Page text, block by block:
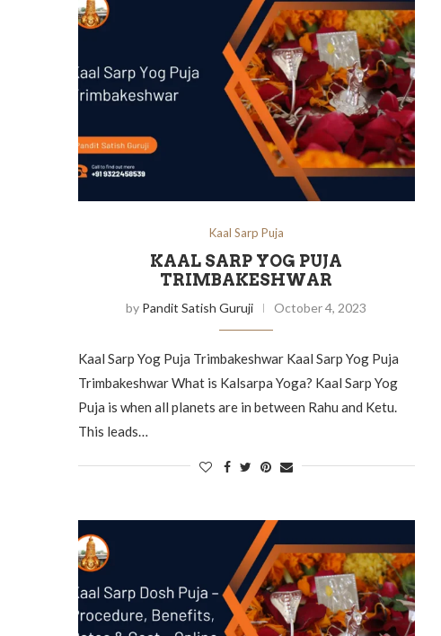
Kaal Sarp Puja
KAAL SARP YOG PUJA
TRIMBAKESHWAR
by Pandit Satish Guruji October 4, 2023
Kaal Sarp Yog Puja Trimbakeshwar Kaal Sarp Yog Puja
Trimbakeshwar What is Kalsarpa Yoga? Kaal Sarp Yog
Puja is when all planets are in between Rahu and Ketu.
This leads…